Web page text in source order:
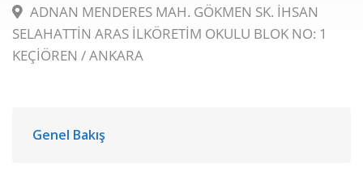
ADNAN MENDERES MAH. GÖKMEN SK. İHSAN
SELAHATTİN ARAS İLKÖRETİM OKULU BLOK NO: 1
KEÇİÖREN / ANKARA
Genel Bakış